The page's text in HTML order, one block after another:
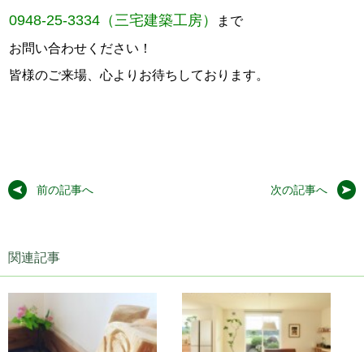
0948-25-3334（三宅建築工房）
まで
お問い合わせください！
皆様のご来場、心よりお待ちしております。
前の記事へ 次の記事へ
関連記事